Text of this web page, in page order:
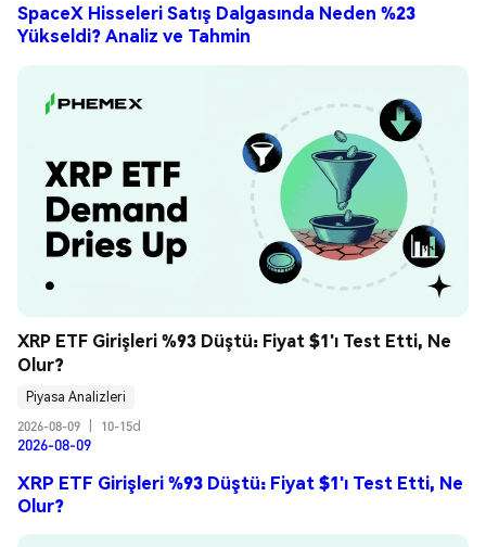
SpaceX Hisseleri Satış Dalgasında Neden %23
Yükseldi? Analiz ve Tahmin
XRP ETF Girişleri %93 Düştü: Fiyat $1'ı Test Etti, Ne
Olur?
Piyasa Analizleri
2026-08-09
10-15d
2026-08-09
XRP ETF Girişleri %93 Düştü: Fiyat $1'ı Test Etti, Ne
Olur?